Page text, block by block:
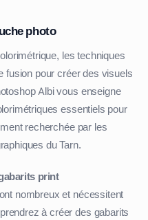
photo
les techniques
fusion pour créer des visuels
Albi vous enseigne
essentiels pour
recherchée par les
du Tarn.
print
nombreux et nécessitent
à créer des gabarits